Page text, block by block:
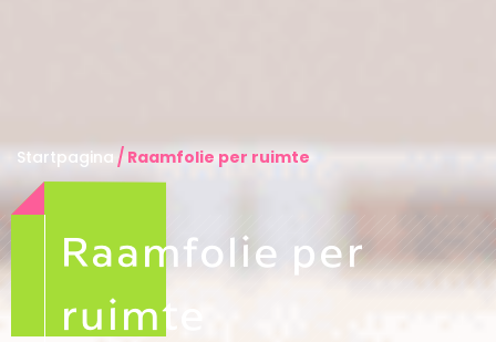
Startpagina Raamfolie per ruimte
Raamfolie per
ruimte